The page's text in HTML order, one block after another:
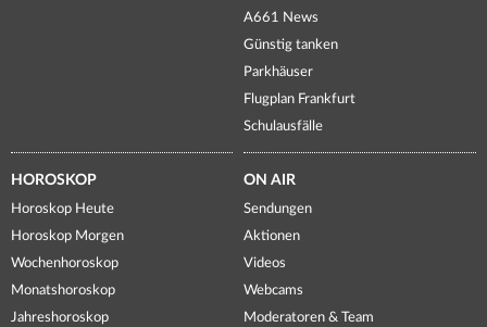
A661 News
Günstig tanken
Parkhäuser
Flugplan Frankfurt
Schulausfälle
HOROSKOP
Horoskop Heute
Horoskop Morgen
Wochenhoroskop
Monatshoroskop
Jahreshoroskop
ON AIR
Sendungen
Aktionen
Videos
Webcams
Moderatoren & Team